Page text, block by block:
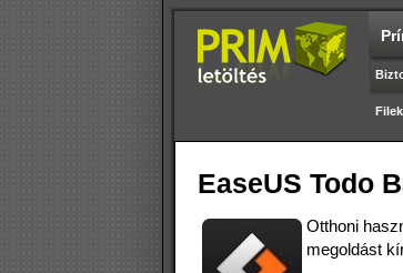
EaseUS Todo
Otthoni
megoldást